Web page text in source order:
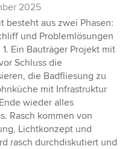
2025
besteht aus zwei Phasen:
und Problemlösungen
Ein Bauträger Projekt mit
Schluss die
die Badfliesung zu
mit Infrastruktur
wieder alles
Rasch kommen von
Lichtkonzept und
rasch durchdiskutiert und